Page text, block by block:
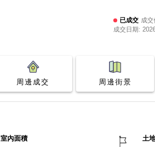
已成交 成
成交日期:
周邊成交 周邊街景
室內面積
土